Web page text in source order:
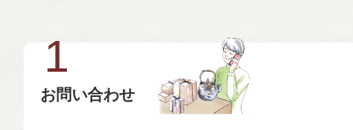
1
お問い合わせ